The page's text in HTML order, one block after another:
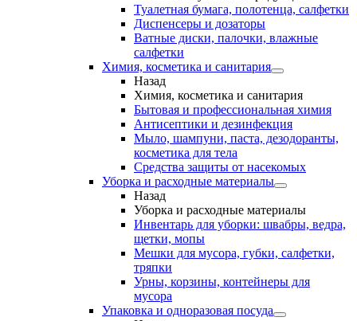
Туалетная бумага, полотенца, салфетки
Диспенсеры и дозаторы
Ватные диски, палочки, влажные
салфетки
Химия, косметика и санитария
Назад
Химия, косметика и санитария
Бытовая и профессиональная химия
Антисептики и дезинфекция
Мыло, шампуни, паста, дезодоранты,
косметика для тела
Средства защиты от насекомых
Уборка и расходные материалы
Назад
Уборка и расходные материалы
Инвентарь для уборки: швабры, ведра,
щетки, мопы
Мешки для мусора, губки, салфетки,
тряпки
Урны, корзины, контейнеры для
мусора
Упаковка и одноразовая посуда